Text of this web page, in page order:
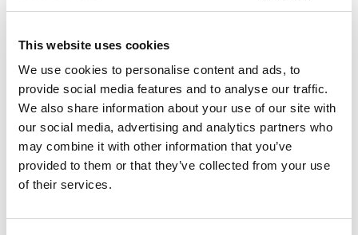
This website uses cookies
We use cookies to personalise content and ads, to
provide social media features and to analyse our traffic.
We also share information about your use of our site with
our social media, advertising and analytics partners who
may combine it with other information that you’ve
provided to them or that they’ve collected from your use
of their services.
LITE
ROCCA A-Linien-Brautkleid mit
besticktem V-Ausschnitt, Tüll und Spitze
Größe: Größentabelle
Hersteller: